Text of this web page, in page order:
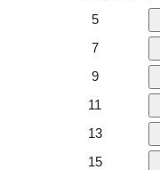
5
7
9
11
13
15